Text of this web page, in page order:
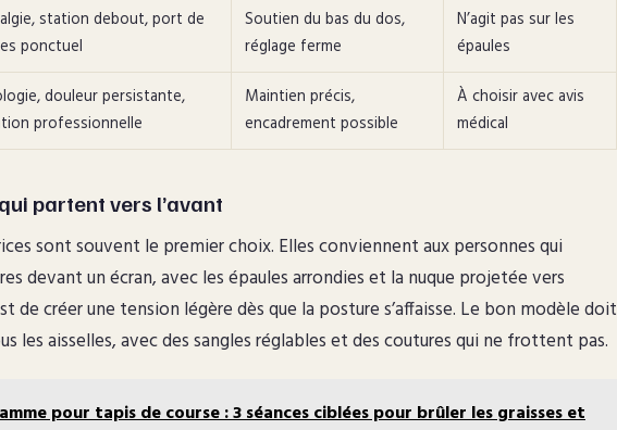
station debout, port de
ponctuel
Soutien du bas du dos,
réglage ferme
N’agit pas sur les
épaules
douleur persistante,
professionnelle
Maintien précis,
encadrement possible
À choisir avec avis
médical
partent vers l’avant
sont souvent le premier choix. Elles conviennent aux personnes qui
devant un écran, avec les épaules arrondies et la nuque projetée vers
de créer une tension légère dès que la posture s’affaisse. Le bon modèle doit
les aisselles, avec des sangles réglables et des coutures qui ne frottent pas.
pour tapis de course : 3 séances ciblées pour brûler les graisses et